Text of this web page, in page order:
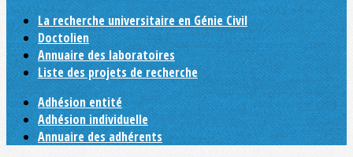
La recherche universitaire en Génie Civil
Doctolien
Annuaire des laboratoires
Liste des projets de recherche
Adhésion entité
Adhésion individuelle
Annuaire des adhérents